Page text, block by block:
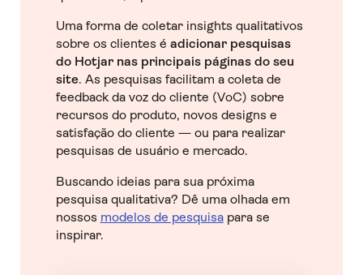
Uma forma de coletar insights qualitativos
sobre os clientes é adicionar pesquisas
do Hotjar nas principais páginas do seu
site. As pesquisas facilitam a coleta de
feedback da voz do cliente (VoC) sobre
recursos do produto, novos designs e
satisfação do cliente — ou para realizar
pesquisas de usuário e mercado.
Buscando ideias para sua próxima
pesquisa qualitativa? Dê uma olhada em
nossos modelos de pesquisapara se
inspirar.